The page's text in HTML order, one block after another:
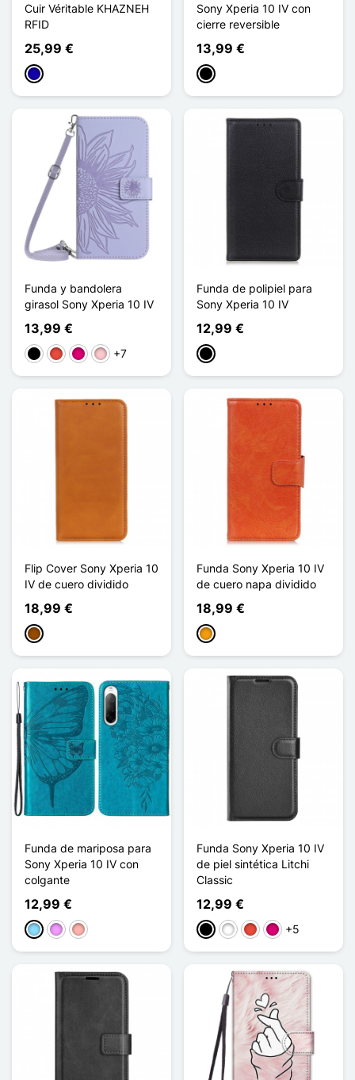
Cuir Véritable KHAZNEH
RFID
25,99 €
Azul oscuro
Sony Xperia 10 IV con
cierre reversible
13,99 €
Negro
Funda y bandolera
girasol Sony Xperia 10 IV
13,99 €
NegroRojoMagenta
Rosa+7
Funda de polipiel para
Sony Xperia 10 IV
12,99 €
Negro
Flip Cover Sony Xperia 10
IV de cuero dividido
18,99 €
Marrón
Funda Sony Xperia 10 IV
de cuero napa dividido
18,99 €
Naranja
Funda de mariposa para
Sony Xperia 10 IV con
colgante
12,99 €
Azul claro
Morado claro
Oro rosa
Funda Sony Xperia 10 IV
de piel sintética Litchi
Classic
12,99 €
NegroBlancoRojoMagenta
+5